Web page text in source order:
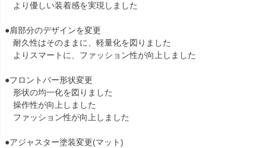
より優しい装着感を実現しました
●肩部分のデザインを変更
耐久性はそのままに、軽量化を図りました
よりスマートに、ファッション性が向上しました
●フロントバー形状変更
形状の均一化を図りました
操作性が向上しました
ファッション性が向上しました
●アジャスター塗装変更(マット)